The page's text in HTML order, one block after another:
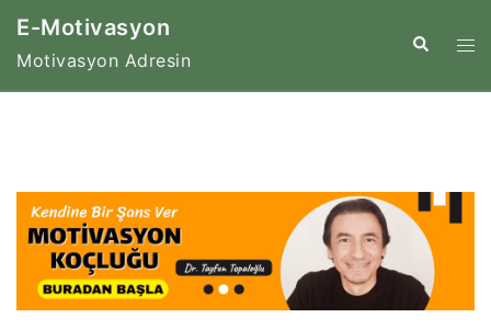
İçeriğe
E-Motivasyon
Motivasyon Adresin
Search